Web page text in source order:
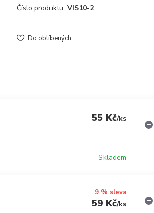
Číslo produktu: VIS10-2
Do oblíbených
55 Kč/ks
Skladem
9 % sleva
59 Kč/ks